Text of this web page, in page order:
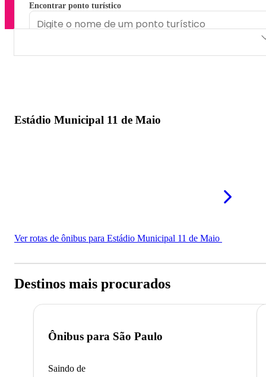
Encontrar ponto turístico
Estádio Municipal 11 de Maio
Ver rotas de ônibus para Estádio Municipal 11 de Maio
Destinos mais procurados
Ônibus para São Paulo
Saindo de